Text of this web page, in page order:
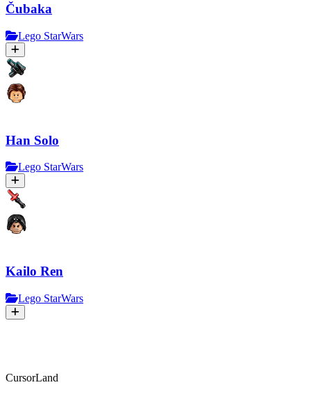
Čubaka
Lego StarWars
Han Solo
Lego StarWars
Kailo Ren
Lego StarWars
CursorLand